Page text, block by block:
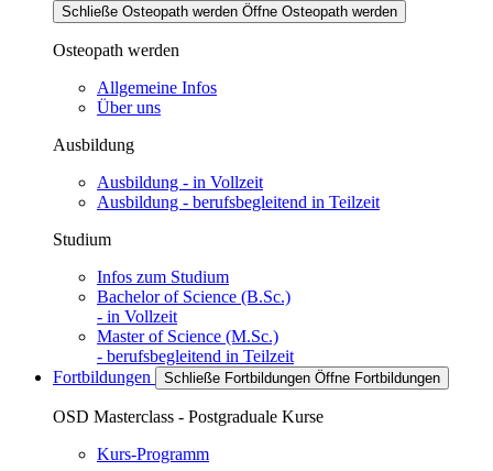
Schließe Osteopath werden Öffne Osteopath werden
Osteopath werden
Allgemeine Infos
Über uns
Ausbildung
Ausbildung - in Vollzeit
Ausbildung - berufsbegleitend in Teilzeit
Studium
Infos zum Studium
Bachelor of Science (B.Sc.)
- in Vollzeit
Master of Science (M.Sc.)
- berufsbegleitend in Teilzeit
Fortbildungen
Schließe Fortbildungen Öffne Fortbildungen
OSD Masterclass - Postgraduale Kurse
Kurs-Programm